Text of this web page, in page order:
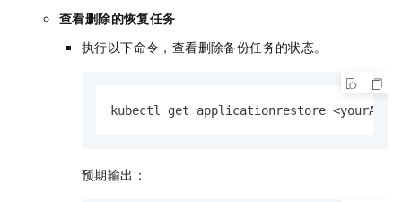
查看删除的恢复任务
执行以下命令，查看删除备份任务的状态。
kubectl get applicationrestore
预期输出：